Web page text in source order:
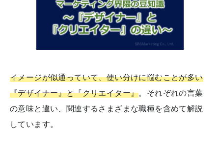
イメージが似通っていて、使い分けに悩むことが多い
『デザイナー』と『クリエイター』。それぞれの言葉
の意味と違い、関連するさまざまな職種を含めて解説
しています。